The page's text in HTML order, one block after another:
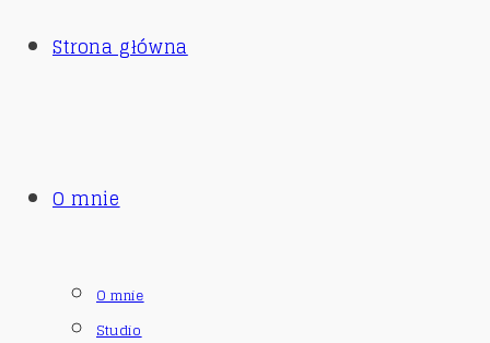
Strona główna
O mnie
O mnie
Studio